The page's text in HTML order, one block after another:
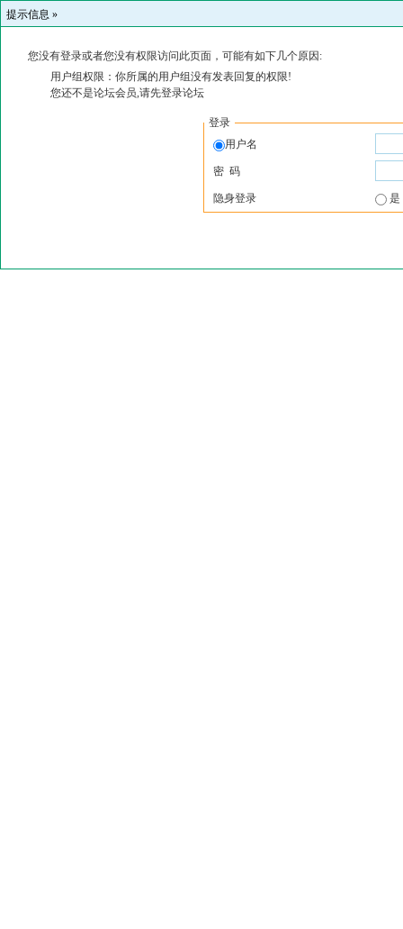
提示信息 »
您没有登录或者您没有权限访问此页面，可能有如下几个原因:
用户组权限：你所属的用户组没有发表回复的权限!
您还不是论坛会员,请先登录论坛
登录
用户名
密 码
隐身登录